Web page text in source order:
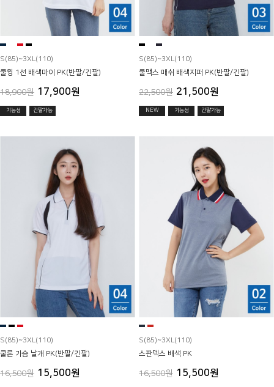
S(85)~3XL(110)
쿨윙 1선 배색마이 PK(반팔/긴팔)
18,900원 17,900원
기능성 긴팔가능
S(85)~3XL(110)
쿨맥스 매쉬 배색지퍼 PK(반팔/긴팔)
22,500원 21,500원
NEW 기능성 긴팔가능
S(85)~3XL(110)
쿨론 가슴 날개 PK(반팔/긴팔)
16,500원 15,500원
S(85)~3XL(110)
스판덱스 배색 PK
16,500원 15,500원